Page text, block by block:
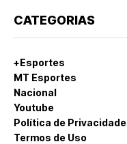
CATEGORIAS
+Esportes
MT Esportes
Nacional
Youtube
Política de Privacidade
Termos de Uso